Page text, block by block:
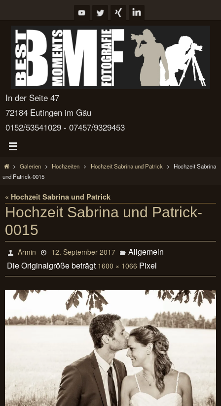
springen
In der Seite 47
72184 Eutingen im Gäu
0152/53541029 - 07457/9329453
StartGalerien Hochzeiten Hochzeit Sabrina und Patrick
Hochzeit Sabrina
und Patrick-0015
« Hochzeit Sabrina und Patrick
Hochzeit Sabrina und Patrick-
0015
Armin 12. September 2017
Allgemein
Die Originalgröße beträgt 1600 × 1066 Pixel